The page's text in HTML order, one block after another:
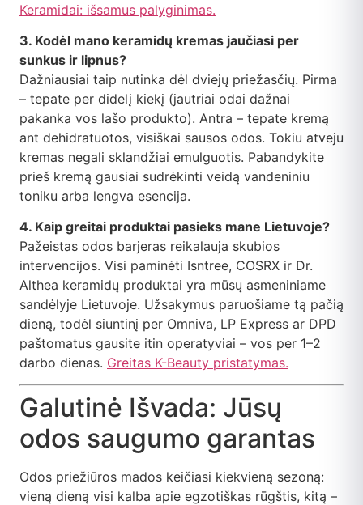
Keramidai: išsamus palyginimas.
3. Kodėl mano keramidų kremas jaučiasi per
sunkus ir lipnus?
Dažniausiai taip nutinka dėl dviejų priežasčių. Pirma
– tepate per didelį kiekį (jautriai odai dažnai
pakanka vos lašo produkto). Antra – tepate kremą
ant dehidratuotos, visiškai sausos odos. Tokiu atveju
kremas negali sklandžiai emulguotis. Pabandykite
prieš kremą gausiai sudrėkinti veidą vandeniniu
toniku arba lengva esencija.
4. Kaip greitai produktai pasieks mane Lietuvoje?
Pažeistas odos barjeras reikalauja skubios
intervencijos. Visi paminėti Isntree, COSRX ir Dr.
Althea keramidų produktai yra mūsų asmeniniame
sandėlyje Lietuvoje. Užsakymus paruošiame tą pačią
dieną, todėl siuntinį per Omniva, LP Express ar DPD
paštomatus gausite itin operatyviai – vos per 1–2
darbo dienas. Greitas K-Beauty pristatymas.
Galutinė Išvada: Jūsų
odos saugumo garantas
Odos priežiūros mados keičiasi kiekvieną sezoną:
vieną dieną visi kalba apie egzotiškas rūgštis, kitą –